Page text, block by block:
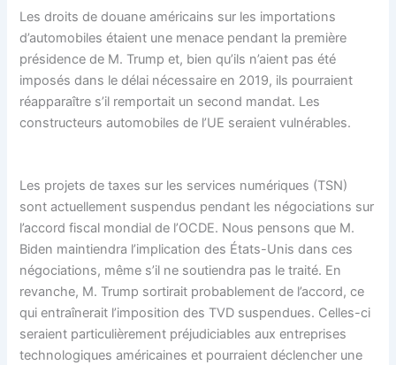
Les droits de douane américains sur les importations
d’automobiles étaient une menace pendant la première
présidence de M. Trump et, bien qu’ils n’aient pas été
imposés dans le délai nécessaire en 2019, ils pourraient
réapparaître s’il remportait un second mandat. Les
constructeurs automobiles de l’UE seraient vulnérables.
Les projets de taxes sur les services numériques (TSN)
sont actuellement suspendus pendant les négociations sur
l’accord fiscal mondial de l’OCDE. Nous pensons que M.
Biden maintiendra l’implication des États-Unis dans ces
négociations, même s’il ne soutiendra pas le traité. En
revanche, M. Trump sortirait probablement de l’accord, ce
qui entraînerait l’imposition des TVD suspendues. Celles-ci
seraient particulièrement préjudiciables aux entreprises
technologiques américaines et pourraient déclencher une